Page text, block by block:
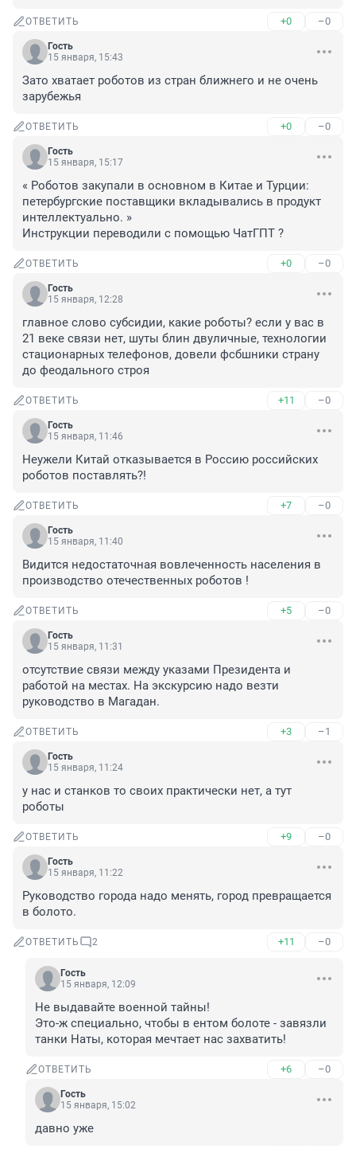
ОТВЕТИТЬ +0 –0
Гость
15 января, 15:43
Зато хватает роботов из стран ближнего и не очень
зарубежья
ОТВЕТИТЬ +0 –0
Гость
15 января, 15:17
« Роботов закупали в основном в Китае и Турции:
петербургские поставщики вкладывались в продукт
интеллектуально. »
Инструкции переводили с помощью ЧатГПТ ?
ОТВЕТИТЬ +0 –0
Гость
15 января, 12:28
главное слово субсидии, какие роботы? если у вас в
21 веке связи нет, шуты блин двуличные, технологии
стационарных телефонов, довели фсбшники страну
до феодального строя
ОТВЕТИТЬ +11 –0
Гость
15 января, 11:46
Неужели Китай отказывается в Россию российских
роботов поставлять?!
ОТВЕТИТЬ +7 –0
Гость
15 января, 11:40
Видится недостаточная вовлеченность населения в
производство отечественных роботов !
ОТВЕТИТЬ +5 –0
Гость
15 января, 11:31
отсутствие связи между указами Президента и
работой на местах. На экскурсию надо везти
руководство в Магадан.
ОТВЕТИТЬ +3 –1
Гость
15 января, 11:24
у нас и станков то своих практически нет, а тут
роботы
ОТВЕТИТЬ +9 –0
Гость
15 января, 11:22
Руководство города надо менять, город превращается
в болото.
ОТВЕТИТЬ 2 +11 –0
Гость
15 января, 12:09
Не выдавайте военной тайны!
Это-ж специально, чтобы в ентом болоте - завязли
танки Наты, которая мечтает нас захватить!
ОТВЕТИТЬ +6 –0
Гость
15 января, 15:02
давно уже